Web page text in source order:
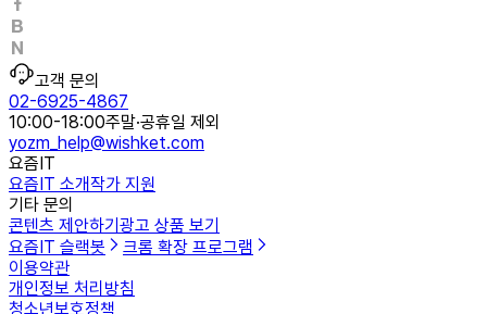
고객 문의
02-6925-4867
10:00-18:00주말·공휴일 제외
yozm_help@wishket.com
요즘IT
요즘IT 소개작가 지원
기타 문의
콘텐츠 제안하기 광고 상품 보기
요즘IT 슬랙봇
크롬 확장 프로그램
이용약관
개인정보 처리방침
청소년보호정책